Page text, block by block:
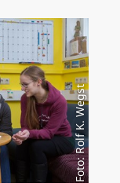
Foto: Rolf K. Wegst